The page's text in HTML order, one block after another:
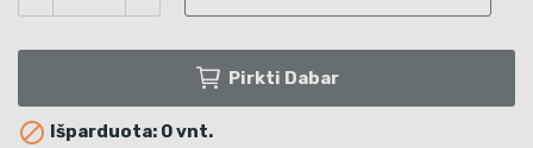
Pirkti Dabar
 Išparduota: 0 vnt.